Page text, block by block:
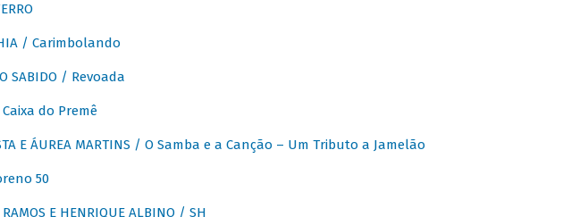
/ Carimbolando
SABIDO / Revoada
Caixa do Premê
E ÁUREA MARTINS / O Samba e a Canção – Um Tributo a Jamelão
50
E HENRIQUE ALBINO / SH